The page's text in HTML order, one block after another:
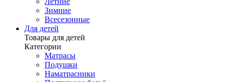
Зимние
Всесезонные
Для детей
Товары для детей
Категории
Матрасы
Подушки
Наматрасники